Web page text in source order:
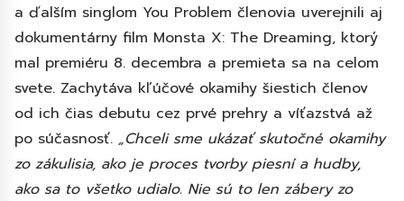
a ďalším singlom You Problem členovia uverejnili aj
dokumentárny film Monsta X: The Dreaming, ktorý
mal premiéru 8. decembra a premieta sa na celom
svete. Zachytáva kľúčové okamihy šiestich členov
od ich čias debutu cez prvé prehry a víťazstvá až
po súčasnosť. „Chceli sme ukázať skutočné okamihy
zo zákulisia, ako je proces tvorby piesní a hudby,
ako sa to všetko udialo. Nie sú to len zábery zo